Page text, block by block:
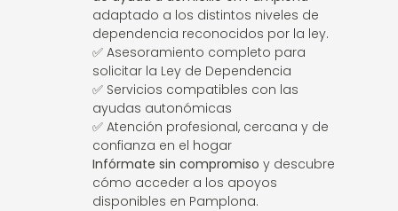
adaptado a los distintos niveles de
dependencia reconocidos por la ley.
✅ Asesoramiento completo para
solicitar la Ley de Dependencia
✅ Servicios compatibles con las
ayudas autonómicas
✅ Atención profesional, cercana y de
confianza en el hogar
Infórmate sin compromiso y descubre
cómo acceder a los apoyos
disponibles en Pamplona.